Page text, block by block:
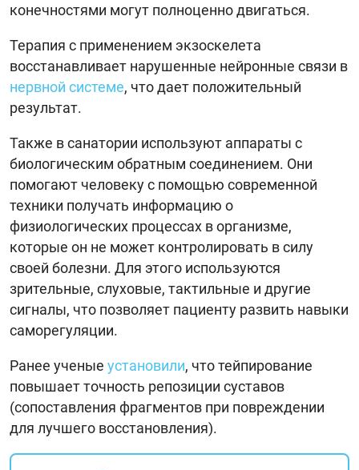
конечностями могут полноценно двигаться.
Терапия с применением экзоскелета
восстанавливает нарушенные нейронные связи в
нервной системе, что дает положительный
результат.
Также в санатории используют аппараты с
биологическим обратным соединением. Они
помогают человеку с помощью современной
техники получать информацию о
физиологических процессах в организме,
которые он не может контролировать в силу
своей болезни. Для этого используются
зрительные, слуховые, тактильные и другие
сигналы, что позволяет пациенту развить навыки
саморегуляции.
Ранее ученые установили, что тейпирование
повышает точность репозиции суставов
(сопоставления фрагментов при повреждении
для лучшего восстановления).